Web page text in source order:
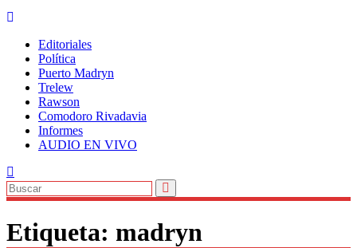
Editoriales
Política
Puerto Madryn
Trelew
Rawson
Comodoro Rivadavia
Informes
AUDIO EN VIVO
Etiqueta: madryn